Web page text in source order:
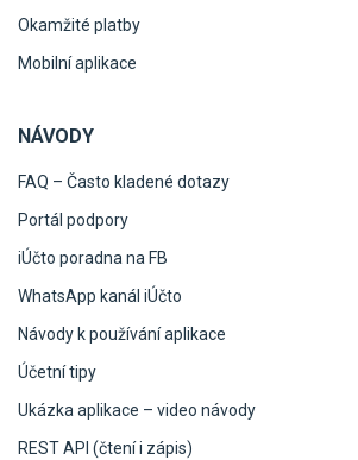
Okamžité platby
Mobilní aplikace
NÁVODY
FAQ – Často kladené dotazy
Portál podpory
iÚčto poradna na FB
WhatsApp kanál iÚčto
Návody k používání aplikace
Účetní tipy
Ukázka aplikace – video návody
REST API (čtení i zápis)